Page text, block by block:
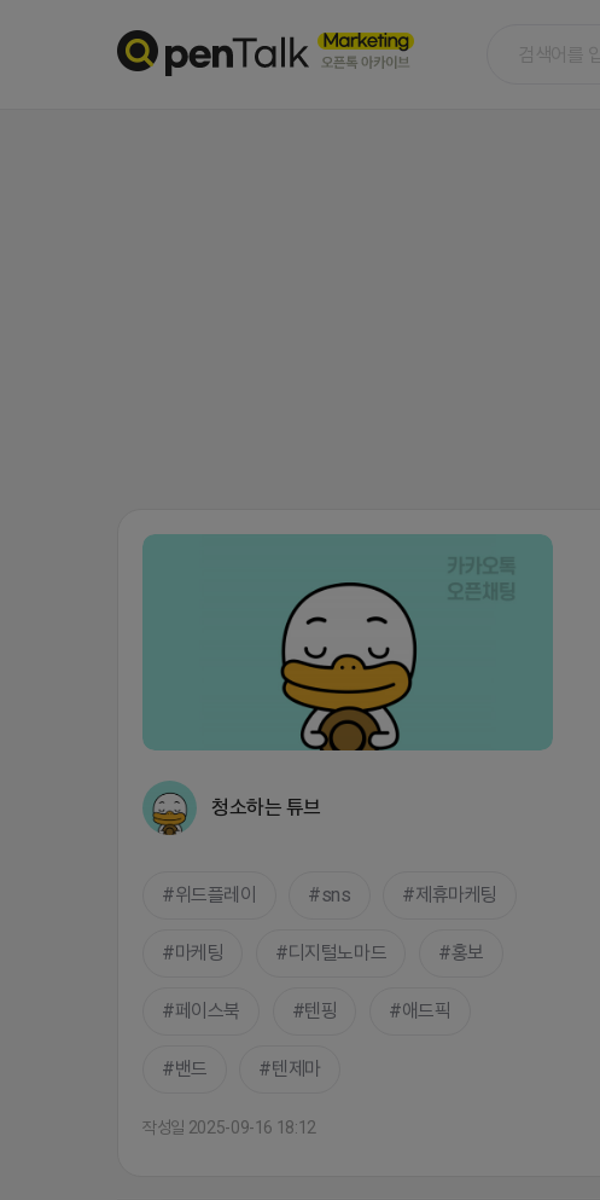
청소하는 튜브
위드플레이 sns 제휴마케팅
마케팅 디지털노마드 홍보
페이스북 텐핑 애드픽
밴드 텐제마
작성일 2025-09-16 18:12